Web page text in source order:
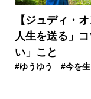
【ジュディ・
人生を送る」
い」こと
#ゆうゆう #今を